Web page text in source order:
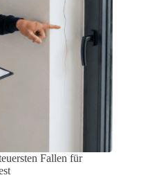
Fallen für